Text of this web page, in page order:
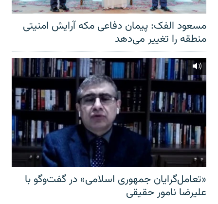
مسعود الفک: پیمان دفاعی مکه آرایش امنیتی
منطقه را تغییر می‌دهد
«تعامل‌گرایان جمهوری اسلامی» در گفت‌وگو با
علیرضا نامور حقیقی